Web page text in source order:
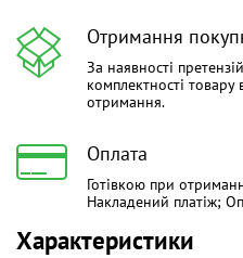
Отримання
За наявності
комплектності
отримання.
Оплата
Готівкою при
Накладений платіж;
Характеристики